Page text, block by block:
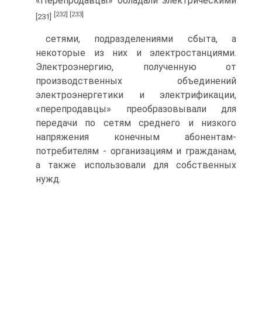
[231] [232] [233]
сетями, подразделениями сбыта, а
некоторые из них и электростанциями.
Электроэнергию, полученную от
производственных объединений
электроэнергетики и электрификации,
«перепродавцы» преобразовывали для
передачи по сетям среднего и низкого
напряжения конечным абонентам-
потребителям - организациям и гражданам,
а также использовали для собственных
нужд.